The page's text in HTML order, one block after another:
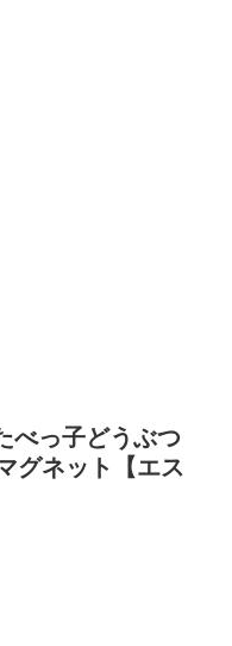
べっ子どうぶつ
グネット【エス